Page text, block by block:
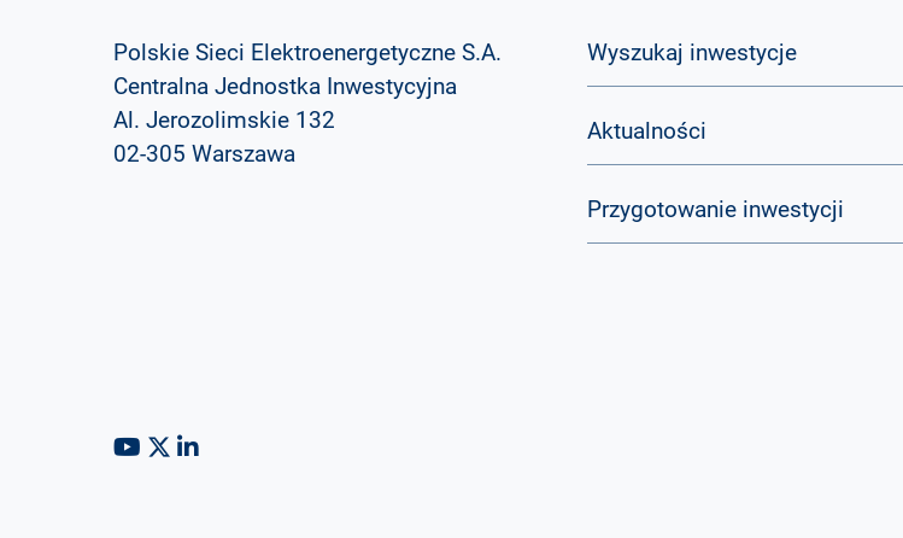
Polskie Sieci Elektroenergetyczne S.A.
Centralna Jednostka Inwestycyjna
Al. Jerozolimskie 132
02-305 Warszawa
Wyszukaj inwestycje
Aktualności
Przygotowanie inwestycji